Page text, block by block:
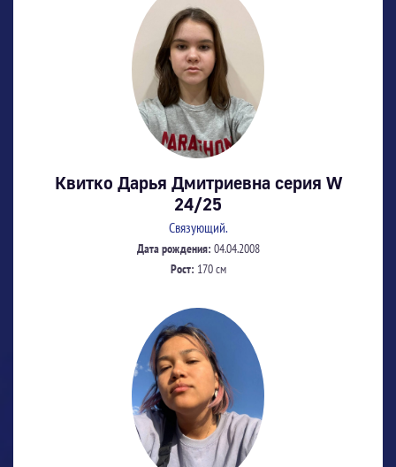
Квитко Дарья Дмитриевна серия W
24/25
Связующий.
Дата рождения: 04.04.2008
Рост: 170 см